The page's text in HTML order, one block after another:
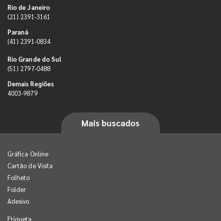
Rio de Janeiro
(21) 2391-3161
Paraná
(41) 2391-0834
Rio Grande do Sul
(51) 2797-0488
Demais Regiões
4003-9879
Mais buscados
Gráfica Online
Cartão de Visita
Folheto
Folder
Adesivo
Etiqueta